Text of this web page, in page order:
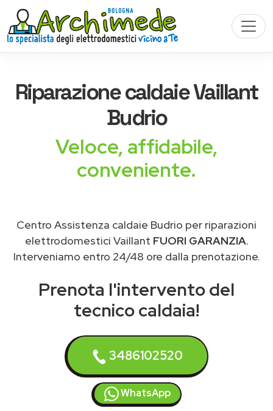
Riparazionecaldaie Vaillant
Budrio
Veloce, affidabile,
conveniente.
Centro Assistenza caldaie Budrio per riparazioni
elettrodomestici Vaillant FUORI GARANZIA.
Interveniamo entro 24/48 ore dalla prenotazione.
Prenota l'intervento del
tecnico caldaia!
3486102520
WhatsApp